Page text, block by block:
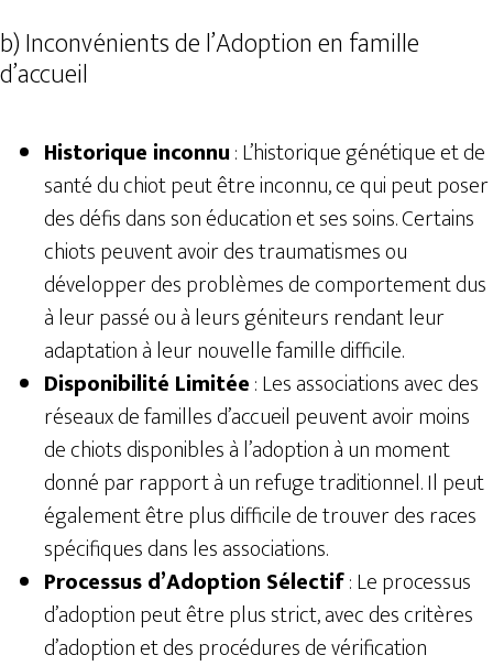
b) Inconvénients de l’Adoption en famille
d’accueil
Historique inconnu: L’historique génétique et de
santé du chiot peut être inconnu, ce qui peut poser
des défis dans son éducation et ses soins. Certains
chiots peuvent avoir des traumatismes ou
développer des problèmes de comportement dus
à leur passé ou à leurs géniteurs rendant leur
adaptation à leur nouvelle famille difficile.
Disponibilité Limitée: Les associations avec des
réseaux de familles d’accueil peuvent avoir moins
de chiots disponibles à l’adoption à un moment
donné par rapport à un refuge traditionnel. Il peut
également être plus difficile de trouver des races
spécifiques dans les associations.
Processus d’Adoption Sélectif: Le processus
d’adoption peut être plus strict, avec des critères
d’adoption et des procédures de vérification